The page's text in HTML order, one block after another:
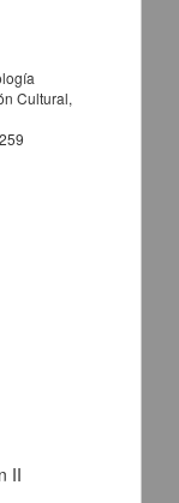
Cultural,
II